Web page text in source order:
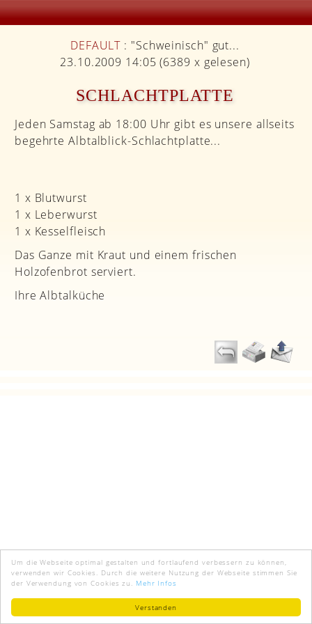
Verstanden
Um die Webseite optimal gestalten und fortlaufend verbessern zu können,
verwenden wir Cookies. Durch die weitere Nutzung der Webseite stimmen Sie
der Verwendung von Cookies zu. Mehr Infos
DEFAULT : "Schweinisch" gut...
23.10.2009 14:05 (6389 x gelesen)
SCHLACHTPLATTE
Jeden Samstag ab 18:00 Uhr gibt es unsere allseits
begehrte Albtalblick-Schlachtplatte...
1 x Blutwurst
1 x Leberwurst
1 x Kesselfleisch
Das Ganze mit Kraut und einem frischen
Holzofenbrot serviert.
Ihre Albtalküche